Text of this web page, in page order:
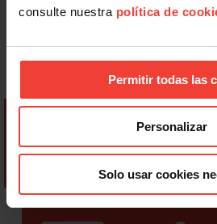
consulte nuestra política de
Permitir todas las
Personalizar
Solo usar cookies